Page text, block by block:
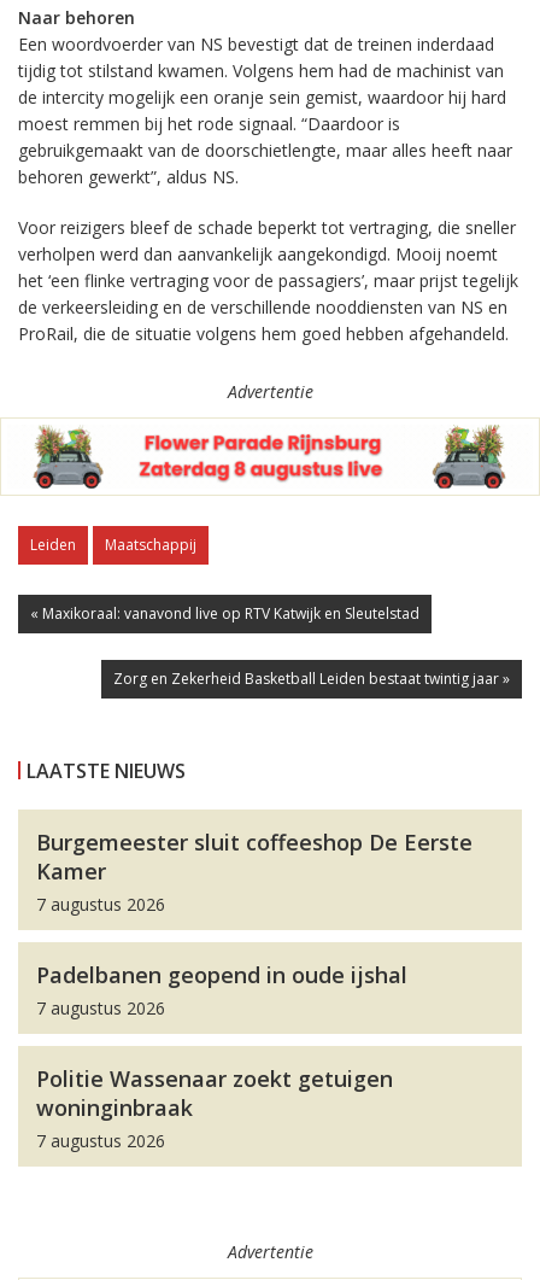
Naar behoren
Een woordvoerder van NS bevestigt dat de treinen inderdaad
tijdig tot stilstand kwamen. Volgens hem had de machinist van
de intercity mogelijk een oranje sein gemist, waardoor hij hard
moest remmen bij het rode signaal. “Daardoor is
gebruikgemaakt van de doorschietlengte, maar alles heeft naar
behoren gewerkt”, aldus NS.
Voor reizigers bleef de schade beperkt tot vertraging, die sneller
verholpen werd dan aanvankelijk aangekondigd. Mooij noemt
het ‘een flinke vertraging voor de passagiers’, maar prijst tegelijk
de verkeersleiding en de verschillende nooddiensten van NS en
ProRail, die de situatie volgens hem goed hebben afgehandeld.
Advertentie
Leiden Maatschappij
« Maxikoraal: vanavond live op RTV Katwijk en Sleutelstad
Zorg en Zekerheid Basketball Leiden bestaat twintig jaar »
LAATSTE NIEUWS
Burgemeester sluit coffeeshop De Eerste
Kamer
7 augustus 2026
Padelbanen geopend in oude ijshal
7 augustus 2026
Politie Wassenaar zoekt getuigen
woninginbraak
7 augustus 2026
Advertentie